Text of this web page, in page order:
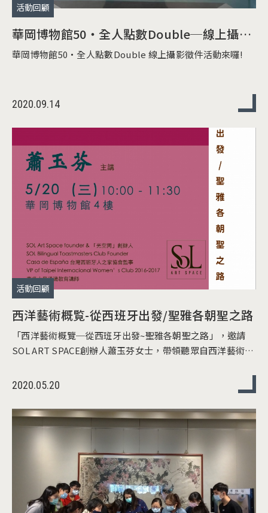
活動回顧
華岡博物館50‧全人點數Double─線上攝影
徵件活動
華岡博物館50‧全人點數Double 線上攝影徵件活動來囉!
2020.09.14
活動回顧
西洋藝術概覧-從西班牙出發/聖雅各朝聖之路
「西洋藝術概覽─從西班牙出發~聖雅各朝聖之路」，邀請
SOL ART SPACE創辦人蕭玉芬女士，帶領聽眾自西洋藝術的
和風情。
2020.05.20